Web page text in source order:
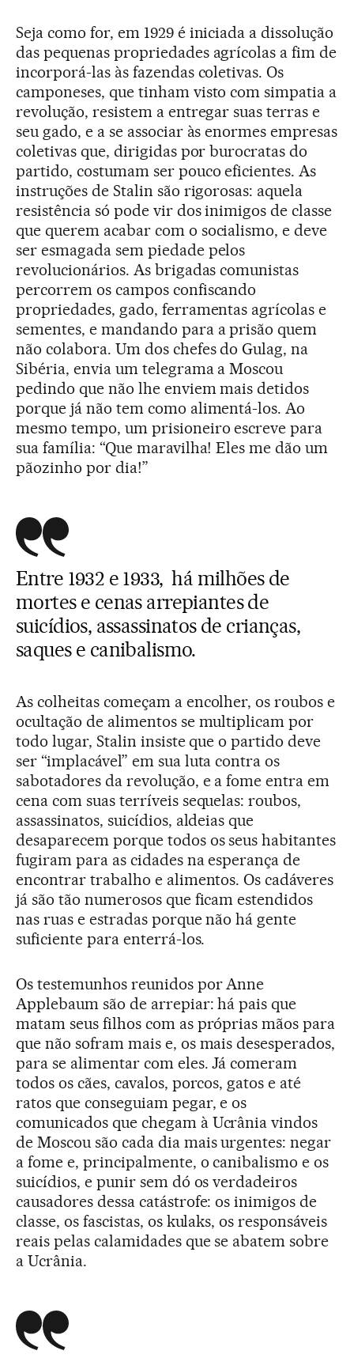
Seja como for, em 1929 é iniciada a dissolução
das pequenas propriedades agrícolas a fim de
incorporá-las às fazendas coletivas. Os
camponeses, que tinham visto com simpatia a
revolução, resistem a entregar suas terras e
seu gado, e a se associar às enormes empresas
coletivas que, dirigidas por burocratas do
partido, costumam ser pouco eficientes. As
instruções de Stalin são rigorosas: aquela
resistência só pode vir dos inimigos de classe
que querem acabar com o socialismo, e deve
ser esmagada sem piedade pelos
revolucionários. As brigadas comunistas
percorrem os campos confiscando
propriedades, gado, ferramentas agrícolas e
sementes, e mandando para a prisão quem
não colabora. Um dos chefes do Gulag, na
Sibéria, envia um telegrama a Moscou
pedindo que não lhe enviem mais detidos
porque já não tem como alimentá-los. Ao
mesmo tempo, um prisioneiro escreve para
sua família: “Que maravilha! Eles me dão um
pãozinho por dia!”
Entre 1932 e 1933, há milhões de
mortes e cenas arrepiantes de
suicídios, assassinatos de crianças,
saques e canibalismo.
As colheitas começam a encolher, os roubos e
ocultação de alimentos se multiplicam por
todo lugar, Stalin insiste que o partido deve
ser “implacável” em sua luta contra os
sabotadores da revolução, e a fome entra em
cena com suas terríveis sequelas: roubos,
assassinatos, suicídios, aldeias que
desaparecem porque todos os seus habitantes
fugiram para as cidades na esperança de
encontrar trabalho e alimentos. Os cadáveres
já são tão numerosos que ficam estendidos
nas ruas e estradas porque não há gente
suficiente para enterrá-los.
Os testemunhos reunidos por Anne
Applebaum são de arrepiar: há pais que
matam seus filhos com as próprias mãos para
que não sofram mais e, os mais desesperados,
para se alimentar com eles. Já comeram
todos os cães, cavalos, porcos, gatos e até
ratos que conseguiam pegar, e os
comunicados que chegam à Ucrânia vindos
de Moscou são cada dia mais urgentes: negar
a fome e, principalmente, o canibalismo e os
suicídios, e punir sem dó os verdadeiros
causadores dessa catástrofe: os inimigos de
classe, os fascistas, os kulaks, os responsáveis
reais pelas calamidades que se abatem sobre
a Ucrânia.